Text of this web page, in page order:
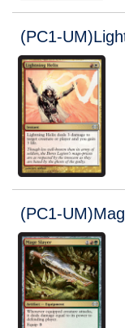
(PC1-
(PC1-